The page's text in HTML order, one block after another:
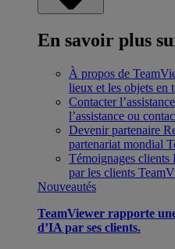
En savoir plus
À propos de
lieux et les objets en
Contacter l’assistance
l’assistance ou
Devenir partenaire
partenariat mondial
Témoignages clients
par les clients
Nouveautés
TeamViewer rapporte
d’IA par ses clients.